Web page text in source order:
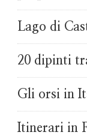
Lago di
20 dipinti
Gli orsi in
Itinerari in